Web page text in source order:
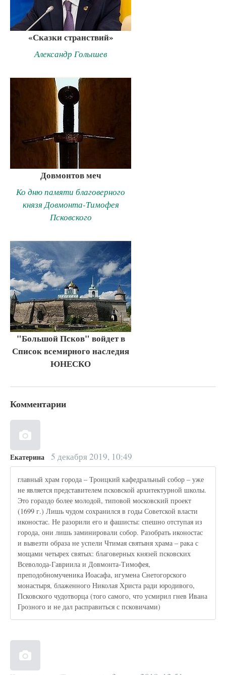
«Сказки странствий»
Александр Голышев
Довмонтов меч
Ко дню памяти благоверного
князя Довмонта-Тимофея
Псковского
"Большой Псков" войдет в
Список всемирного наследия
ЮНЕСКО
Комментарии
Екатерина 5 декабря 2019, 10:49
главный храм города – Троицкий кафедральный собор – уже
не является представителем псковской архитектурной школы.
Это гораздо более молодой, типовой московский проект
(1699 г.) Лишь чудом сохранился в годы Советской власти
иконостас. Не разорили его и фашисты: спешно отступая из
города, они лишь заминировали собор. Разобрать иконостас
и вывезти образа не успели Чтимая святыня храма – рака с
мощами четырех святых: благоверных князей псковских
Всеволода-Гавриила и Довмонта-Тимофея,
преподобномученика Иоасафа, игумена Снетогорского
монастыря, блаженного Николая Христа ради юродивого,
Псковского чудотворца (того самого, что усмирил гнев Ивана
Грозного и не дал расправиться с псковичами)